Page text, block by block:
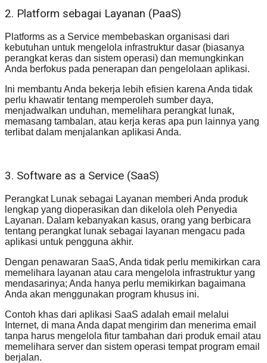
2. Platform sebagai Layanan (PaaS)
Platforms as a Service membebaskan organisasi dari
kebutuhan untuk mengelola infrastruktur dasar (biasanya
perangkat keras dan sistem operasi) dan memungkinkan
Anda berfokus pada penerapan dan pengelolaan aplikasi.
Ini membantu Anda bekerja lebih efisien karena Anda tidak
perlu khawatir tentang memperoleh sumber daya,
menjadwalkan unduhan, memelihara perangkat lunak,
memasang tambalan, atau kerja keras apa pun lainnya yang
terlibat dalam menjalankan aplikasi Anda.
3. Software as a Service (SaaS)
Perangkat Lunak sebagai Layanan memberi Anda produk
lengkap yang dioperasikan dan dikelola oleh Penyedia
Layanan. Dalam kebanyakan kasus, orang yang berbicara
tentang perangkat lunak sebagai layanan mengacu pada
aplikasi untuk pengguna akhir.
Dengan penawaran SaaS, Anda tidak perlu memikirkan cara
memelihara layanan atau cara mengelola infrastruktur yang
mendasarinya; Anda hanya perlu memikirkan bagaimana
Anda akan menggunakan program khusus ini.
Contoh khas dari aplikasi SaaS adalah email melalui
Internet, di mana Anda dapat mengirim dan menerima email
tanpa harus mengelola fitur tambahan dari produk email atau
memelihara server dan sistem operasi tempat program email
berjalan.